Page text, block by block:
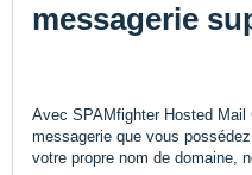
messagerie
Avec SPAMfighter Hosted
messagerie que vous
votre propre nom de domaine,